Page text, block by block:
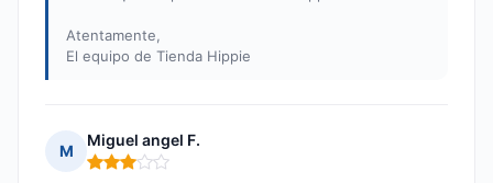
Atentamente,
El equipo de Tienda Hippie
M
Miguel angel F.
Nota: 3 de 5